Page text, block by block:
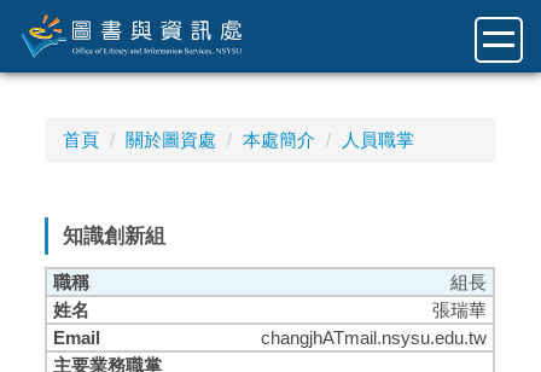
到
主
首頁 關於圖資處 本處簡介 人員職掌
知識創新組
組長
張瑞華
changjhATmail.nsysu.edu.tw